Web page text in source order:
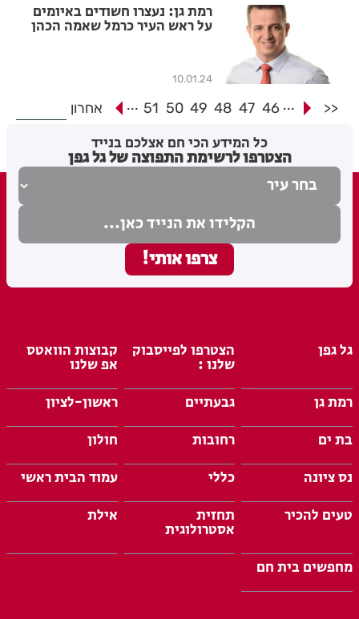
רמת גן: נעצרו חשודים באיומים
על ראש העיר כרמל שאמה הכהן
10.01.24
<<
...
46
47
48
49
50
51
... אחרון
כל המידע הכי חם אצלכם בנייד
הצטרפו לרשימת התפוצה של גל גפן
גל גפן הצטרפו לפייסבוק
שלנו :
קבוצות הוואטס
אפ שלנו
רמת גן
גבעתיים
ראשון-לציון
בת ים
רחובות
חולון
נס ציונה
כללי
עמוד הבית ראשי
טעים להכיר
תחזית
אסטרולוגית
אילת
מחפשים בית חם